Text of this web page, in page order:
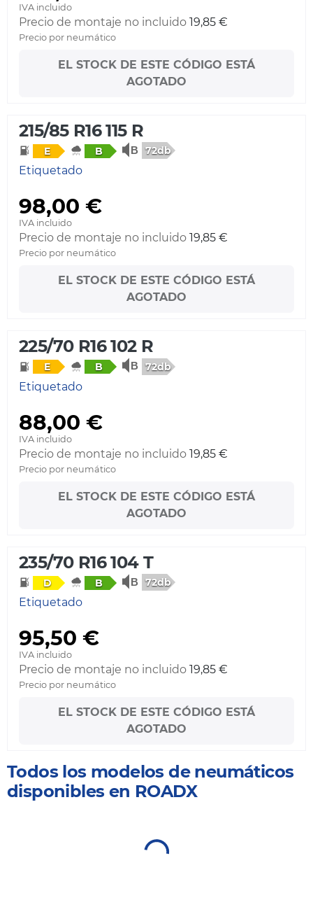
IVA incluido
Precio de montaje no incluido 19,85 €
Precio por neumático
EL STOCK DE ESTE CÓDIGO ESTÁ
AGOTADO
215/85 R16 115 R
E B 72db
Etiquetado
98,00 €
IVA incluido
Precio de montaje no incluido 19,85 €
Precio por neumático
EL STOCK DE ESTE CÓDIGO ESTÁ
AGOTADO
225/70 R16 102 R
E B 72db
Etiquetado
88,00 €
IVA incluido
Precio de montaje no incluido 19,85 €
Precio por neumático
EL STOCK DE ESTE CÓDIGO ESTÁ
AGOTADO
235/70 R16 104 T
D B 72db
Etiquetado
95,50 €
IVA incluido
Precio de montaje no incluido 19,85 €
Precio por neumático
EL STOCK DE ESTE CÓDIGO ESTÁ
AGOTADO
Todos los modelos de neumáticos
disponibles en ROADX